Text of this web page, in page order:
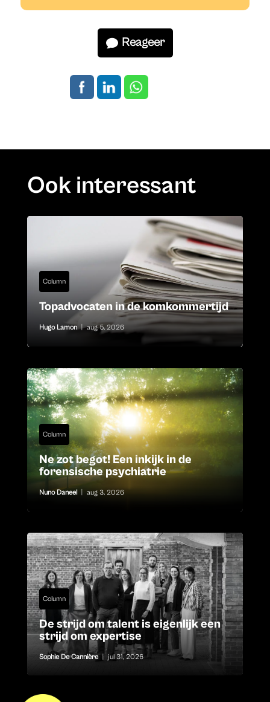
Reageer
Ook interessant
Column
Topadvocaten in de komkommertijd
Hugo Lamon | aug 5, 2026
Column
Ne zot begot! Een inkijk in de
forensische psychiatrie
Nuno Daneel aug 3, 2026
Column
De strijd om talent is eigenlijk een
strijd om expertise
Sophie De Cannière jul 31, 2026